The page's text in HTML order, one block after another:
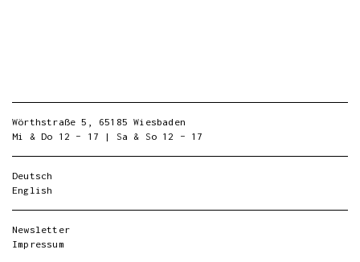
Wörthstraße 5, 65185 Wiesbaden
Mi & Do 12 – 17 | Sa & So 12 – 17
Deutsch
English
Newsletter
Impressum